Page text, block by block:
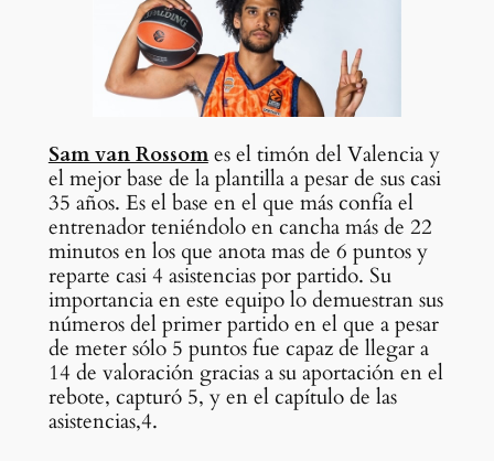
Sam van Rossomes el timón del Valencia y
el mejor base de la plantilla a pesar de sus casi
35 años. Es el base en el que más confía el
entrenador teniéndolo en cancha más de 22
minutos en los que anota mas de 6 puntos y
reparte casi 4 asistencias por partido. Su
importancia en este equipo lo demuestran sus
números del primer partido en el que a pesar
de meter sólo 5 puntos fue capaz de llegar a
14 de valoración gracias a su aportación en el
rebote, capturó 5, y en el capítulo de las
asistencias,4.